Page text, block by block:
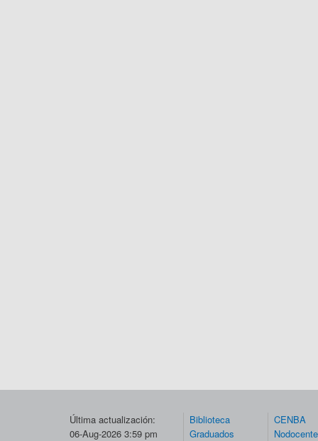
Última actualización:
06-Aug-2026 3:59 pm
Biblioteca
Graduados
CENBA